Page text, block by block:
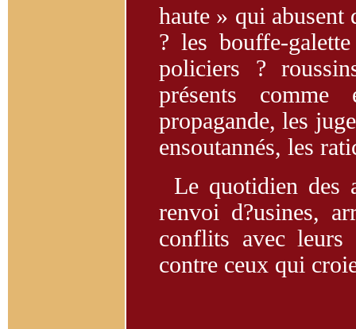
haute » qui abusent
? les bouffe-
policiers ?
présents
propagande, les
ensoutannés, les
Le quotidien des
renvoi d?usines,
conflits avec leurs
contre ceux qui